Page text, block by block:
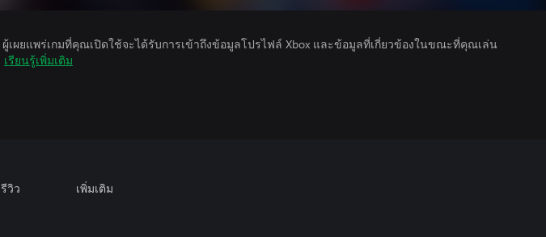
ผู้เผยแพร่เกมที่คุณเปิดใช้จะได้รับการเข้าถึงข้อมูลโปรไฟล์ Xbox และข้อมูลที่เกี่ยวข้องในขณะที่คุณเล่น
เรียนรู้เพิ่มเติม
รีวิว เพิ่มเติม